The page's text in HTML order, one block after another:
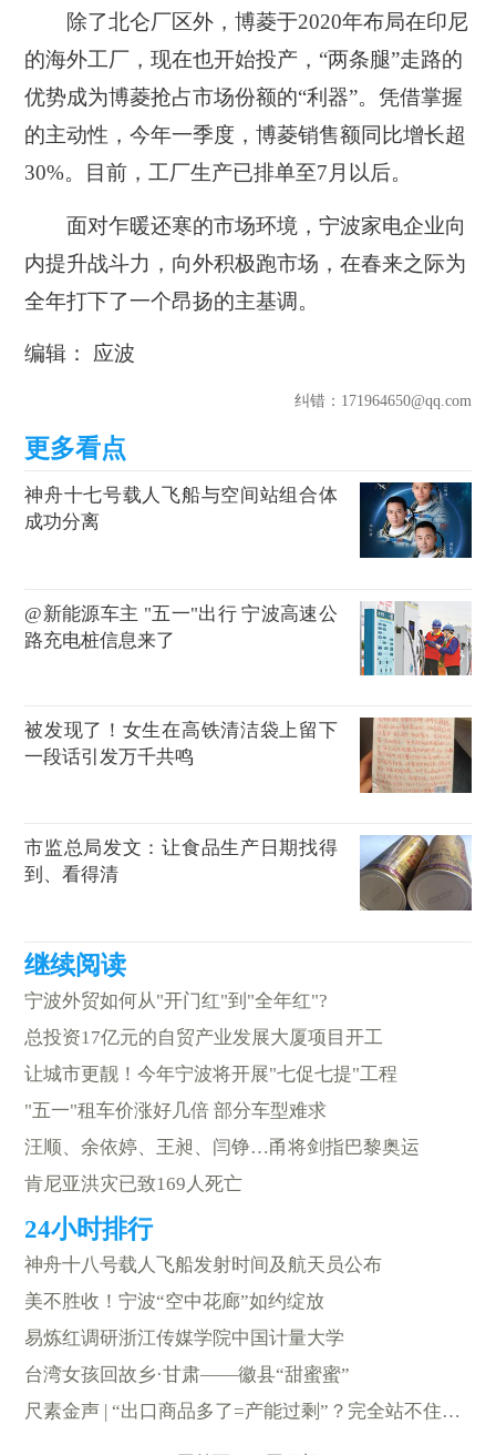
除了北仑厂区外，博菱于2020年布局在印尼
的海外工厂，现在也开始投产，“两条腿”走路的
优势成为博菱抢占市场份额的“利器”。凭借掌握
的主动性，今年一季度，博菱销售额同比增长超
30%。目前，工厂生产已排单至7月以后。
面对乍暖还寒的市场环境，宁波家电企业向
内提升战斗力，向外积极跑市场，在春来之际为
全年打下了一个昂扬的主基调。
编辑： 应波
纠错：171964650@qq.com
神舟十七号载人飞船与空间站组合体
成功分离
@新能源车主 "五一"出行 宁波高速公
路充电桩信息来了
被发现了！女生在高铁清洁袋上留下
一段话引发万千共鸣
市监总局发文：让食品生产日期找得
到、看得清
宁波外贸如何从"开门红"到"全年红"?
总投资17亿元的自贸产业发展大厦项目开工
让城市更靓！今年宁波将开展"七促七提"工程
"五一"租车价涨好几倍 部分车型难求
汪顺、余依婷、王昶、闫铮…甬将剑指巴黎奥运
肯尼亚洪灾已致169人死亡
神舟十八号载人飞船发射时间及航天员公布
美不胜收！宁波“空中花廊”如约绽放
易炼红调研浙江传媒学院中国计量大学
台湾女孩回故乡·甘肃——徽县“甜蜜蜜”
尺素金声 | “出口商品多了=产能过剩”？完全站不住脚！